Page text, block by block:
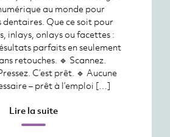
au monde pour
Que ce soit pour
inlays, onlays ou facettes :
parfaits en seulement
retouches. 🔹 Scannez.
C’est prêt. 🔹 Aucune
– prêt à l’emploi […]
Lire la suite